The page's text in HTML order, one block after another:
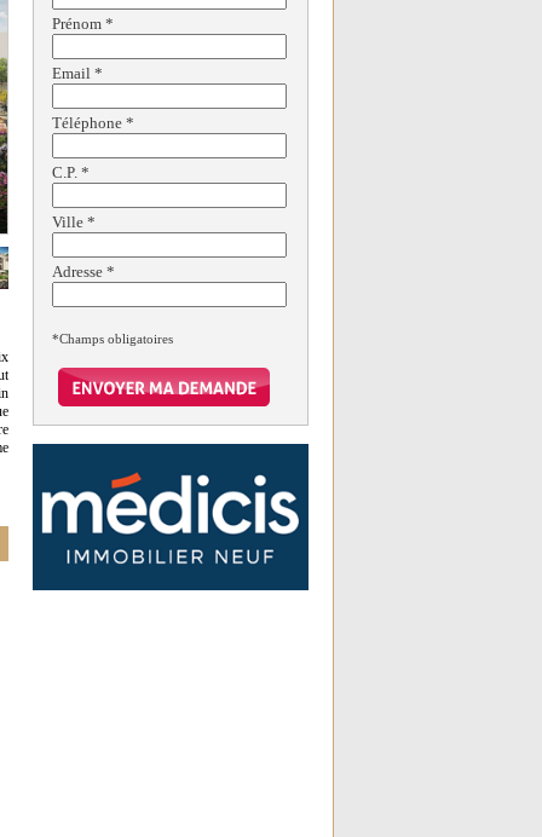
Prénom *
Email *
Téléphone *
C.P. *
Ville *
Adresse *
*Champs obligatoires